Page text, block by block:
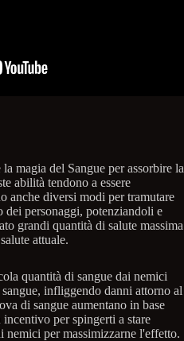
magia del Sangue per assorbire la
abilità tendono a essere
anche diversi modi per tramutare
dei personaggi, potenziandoli e
grandi quantità di salute massima
attuale.
quantità di sangue dai nemici
infliggendo danni attorno al
di sangue aumentano in base
per spingerti a stare
nemici per massimizzarne l'effetto.